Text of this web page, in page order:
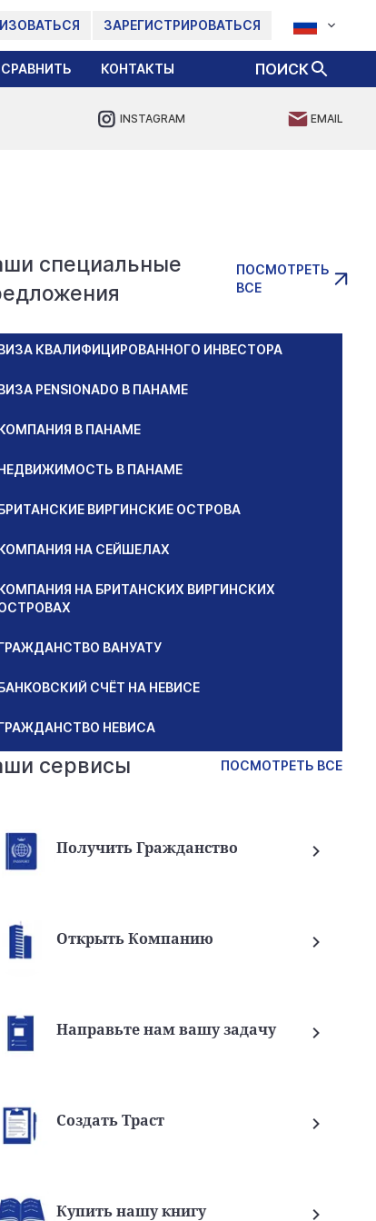
ЗАРЕГИСТРИРОВАТЬСЯ
СРАВНИТЬ КОНТАКТЫ ПОИСК
INSTAGRAM EMAIL
специальные
ПОСМОТРЕТЬ
ВСЕ
КВАЛИФИЦИРОВАННОГО ИНВЕСТОРА
PENSIONADO В ПАНАМЕ
В ПАНАМЕ
В ПАНАМЕ
ВИРГИНСКИЕ ОСТРОВА
НА СЕЙШЕЛАХ
НА БРИТАНСКИХ ВИРГИНСКИХ
ВАНУАТУ
СЧЁТ НА НЕВИСЕ
НЕВИСА
сервисы ПОСМОТРЕТЬ ВСЕ
Получить Гражданство
Открыть Компанию
Направьте нам вашу задачу
Создать Траст
Купить нашу книгу